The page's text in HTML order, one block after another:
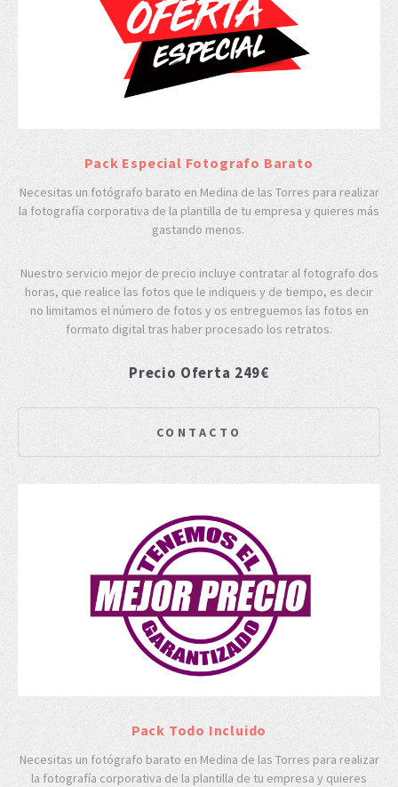
Pack Especial Fotografo Barato
Necesitas un fotógrafo barato en Medina de las Torres para realizar
la fotografía corporativa de la plantilla de tu empresa y quieres más
gastando menos.
Nuestro servicio mejor de precio incluye contratar al fotografo dos
horas, que realice las fotos que le indiqueis y de tiempo, es decir
no limitamos el número de fotos y os entreguemos las fotos en
formato digital tras haber procesado los retratos.
Precio Oferta 249€
CONTACTO
Pack Todo Incluido
Necesitas un fotógrafo barato en Medina de las Torres para realizar
la fotografía corporativa de la plantilla de tu empresa y quieres